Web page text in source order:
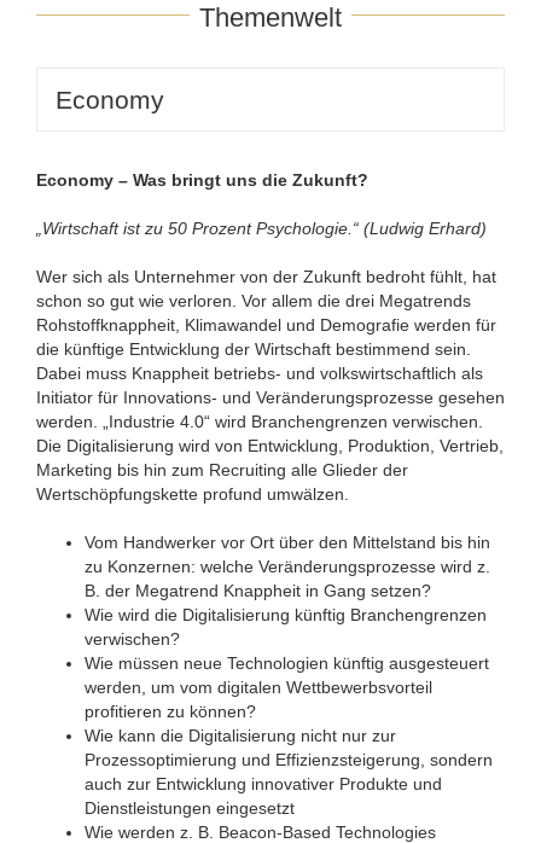
Themenwelt
Economy
Economy – Was bringt uns die Zukunft?
„Wirtschaft ist zu 50 Prozent Psychologie.“ (Ludwig Erhard)
Wer sich als Unternehmer von der Zukunft bedroht fühlt, hat
schon so gut wie verloren. Vor allem die drei Megatrends
Rohstoffknappheit, Klimawandel und Demografie werden für
die künftige Entwicklung der Wirtschaft bestimmend sein.
Dabei muss Knappheit betriebs- und volkswirtschaftlich als
Initiator für Innovations- und Veränderungsprozesse gesehen
werden. „Industrie 4.0“ wird Branchengrenzen verwischen.
Die Digitalisierung wird von Entwicklung, Produktion, Vertrieb,
Marketing bis hin zum Recruiting alle Glieder der
Wertschöpfungskette profund umwälzen.
Vom Handwerker vor Ort über den Mittelstand bis hin
zu Konzernen: welche Veränderungsprozesse wird z.
B. der Megatrend Knappheit in Gang setzen?
Wie wird die Digitalisierung künftig Branchengrenzen
verwischen?
Wie müssen neue Technologien künftig ausgesteuert
werden, um vom digitalen Wettbewerbsvorteil
profitieren zu können?
Wie kann die Digitalisierung nicht nur zur
Prozessoptimierung und Effizienzsteigerung, sondern
auch zur Entwicklung innovativer Produkte und
Dienstleistungen eingesetzt
Wie werden z. B. Beacon-Based Technologies